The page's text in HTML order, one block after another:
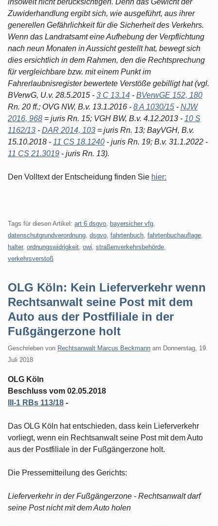
insoweit nicht berücksichtigen. Denn das Gewicht der
Zuwiderhandlung ergibt sich, wie ausgeführt, aus ihrer
generellen Gefährlichkeit für die Sicherheit des Verkehrs.
Wenn das Landratsamt eine Aufhebung der Verpflichtung
nach neun Monaten in Aussicht gestellt hat, bewegt sich
dies ersichtlich in dem Rahmen, den die Rechtsprechung
für vergleichbare bzw. mit einem Punkt im
Fahrerlaubnisregister bewertete Verstöße gebilligt hat (vgl.
BVerwG, U.v. 28.5.2015 - 3 C 13.14 - BVerwGE 152, 180
Rn. 20 ff.; OVG NW, B.v. 13.1.2016 - 8 A 1030/15 - NJW
2016, 968 = juris Rn. 15; VGH BW, B.v. 4.12.2013 - 10 S
1162/13 - DAR 2014, 103 = juris Rn. 13; BayVGH, B.v.
15.10.2018 - 11 CS 18.1240 - juris Rn. 19; B.v. 31.1.2022 -
11 CS 21.3019 - juris Rn. 13).
Den Volltext der Entscheidung finden Sie hier:
Tags für diesen Artikel: art 6 dsgvo bayersicher vfg
datenschutgrundverordnung dsgvo fahrtenbuch fahrtenbuchauflage
halter, ordnungswidrigkeit owi straßenverkehrsbehörde
verkehrsverstoß
OLG Köln: Kein Lieferverkehr wenn
Rechtsanwalt seine Post mit dem
Auto aus der Postfiliale in der
Fußgängerzone holt
Geschrieben von Rechtsanwalt Marcus Beckmann am Donnerstag, 19.
Juli 2018
OLG Köln
Beschluss vom 02.05.2018
III-1 RBs 113/18 -
Das OLG Köln hat entschieden, dass kein Lieferverkehr
vorliegt, wenn ein Rechtsanwalt seine Post mit dem Auto
aus der Postfiliale in der Fußgängerzone holt.
Die Pressemitteilung des Gerichts:
Lieferverkehr in der Fußgängerzone - Rechtsanwalt darf
seine Post nicht mit dem Auto holen